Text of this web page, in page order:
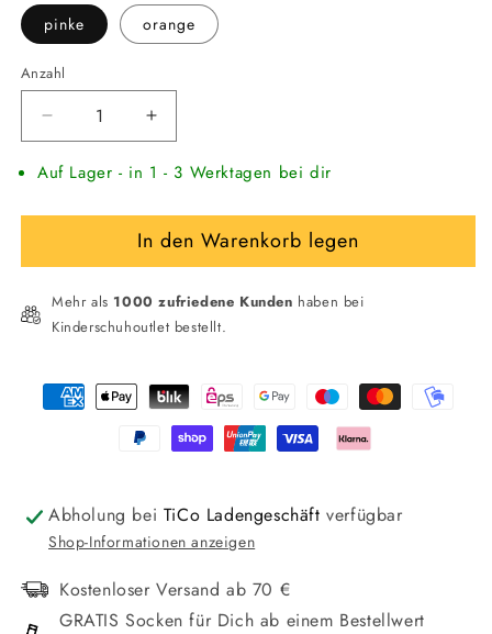
pinke orange
Anzahl
Verringere
die
Menge
NIKE
Badeschuh/Sandale
Erhöhe
die
Menge
NIKE
Playscape
Badeschuh/Sandale
Auf Lager - in 1 - 3 Werktagen bei dir
In den Warenkorb legen
Mehr als 1000 zufriedene Kunden haben bei
Kinderschuhoutlet bestellt.
Zahlungsmethoden
Abholung bei TiCo Ladengeschäft verfügbar
Shop-Informationen anzeigen
Kostenloser Versand ab 70 €
GRATIS Socken für Dich ab einem Bestellwert